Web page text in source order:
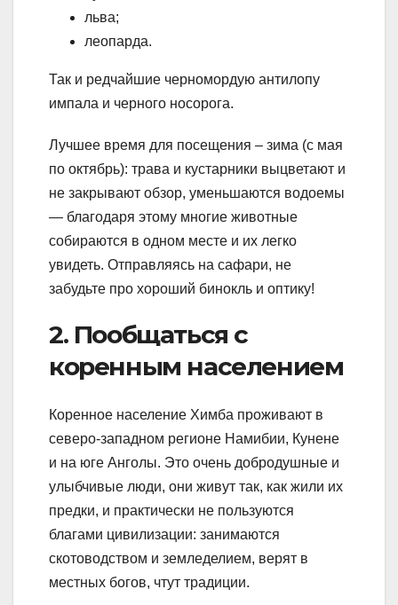
льва;
леопарда.
Так и редчайшие черномордую антилопу
импала и черного носорога.
Лучшее время для посещения – зима (с мая
по октябрь): трава и кустарники выцветают и
не закрывают обзор, уменьшаются водоемы
— благодаря этому многие животные
собираются в одном месте и их легко
увидеть. Отправляясь на сафари, не
забудьте про хороший бинокль и оптику!
2. Пообщаться с
коренным населением
Коренное население Химба проживают в
северо-западном регионе Намибии, Кунене
и на юге Анголы. Это очень добродушные и
улыбчивые люди, они живут так, как жили их
предки, и практически не пользуются
благами цивилизации: занимаются
скотоводством и земледелием, верят в
местных богов, чтут традиции.